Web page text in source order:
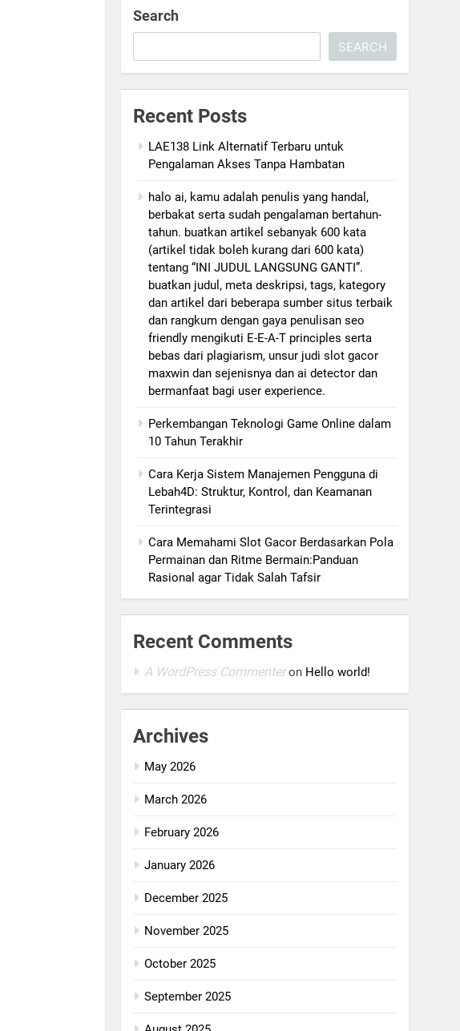
Search
SEARCH
Recent Posts
LAE138 Link Alternatif Terbaru untuk
Pengalaman Akses Tanpa Hambatan
halo ai, kamu adalah penulis yang handal,
berbakat serta sudah pengalaman bertahun-
tahun. buatkan artikel sebanyak 600 kata
(artikel tidak boleh kurang dari 600 kata)
tentang “INI JUDUL LANGSUNG GANTI”.
buatkan judul, meta deskripsi, tags, kategory
dan artikel dari beberapa sumber situs terbaik
dan rangkum dengan gaya penulisan seo
friendly mengikuti E-E-A-T principles serta
bebas dari plagiarism, unsur judi slot gacor
maxwin dan sejenisnya dan ai detector dan
bermanfaat bagi user experience.
Perkembangan Teknologi Game Online dalam
10 Tahun Terakhir
Cara Kerja Sistem Manajemen Pengguna di
Lebah4D: Struktur, Kontrol, dan Keamanan
Terintegrasi
Cara Memahami Slot Gacor Berdasarkan Pola
Permainan dan Ritme Bermain:Panduan
Rasional agar Tidak Salah Tafsir
Recent Comments
A WordPress Commenteron Hello world!
Archives
May 2026
March 2026
February 2026
January 2026
December 2025
November 2025
October 2025
September 2025